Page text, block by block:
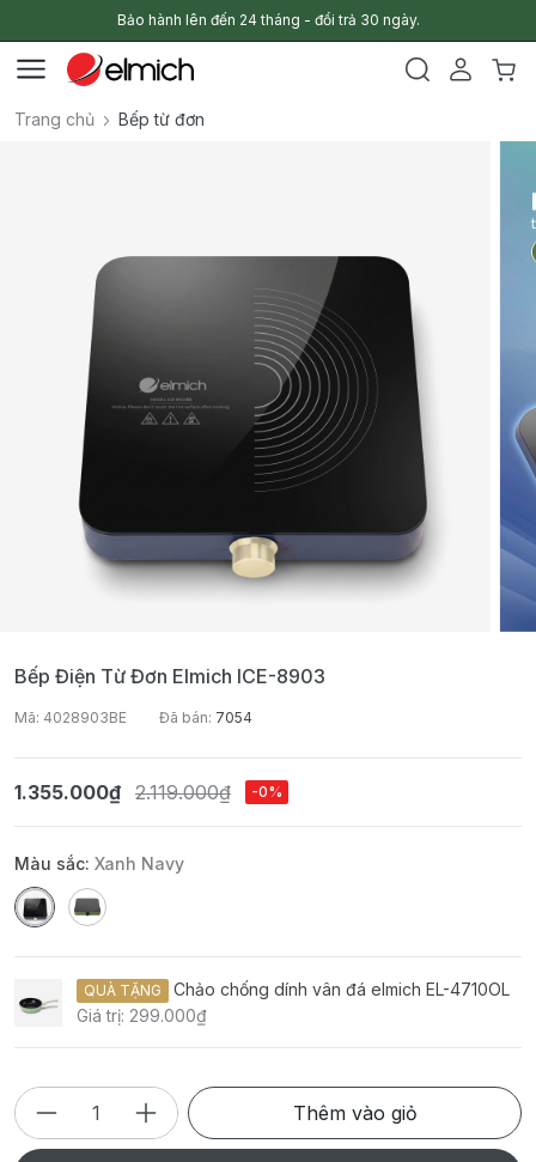
Bảo hành lên đến 24 tháng - đổi trả 30 ngày.
Trang chủ Bếp từ đơn
Bếp Điện Từ Đơn Elmich ICE-8903
Mã: 4028903BE Đã bán: 7054
1.355.000₫ 2.119.000₫ -0%
Màu sắc: Xanh Navy
QUÀ TẶNG
Chảo chống dính vân đá elmich EL-4710OL
Giá trị: 299.000₫
Thêm vào giỏ